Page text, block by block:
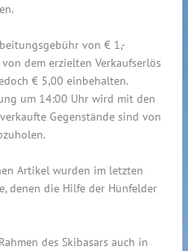
von € 1,-
dem erzielten Verkaufserlös
€ 5,00 einbehalten.
um 14:00 Uhr wird mit den
Gegenstände sind von
Artikel wurden im letzten
denen die Hilfe der Hünfelder
des Skibasars auch in